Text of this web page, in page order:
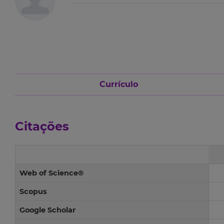
Currículo
Citações
Web of Science®
Scopus
Google Scholar